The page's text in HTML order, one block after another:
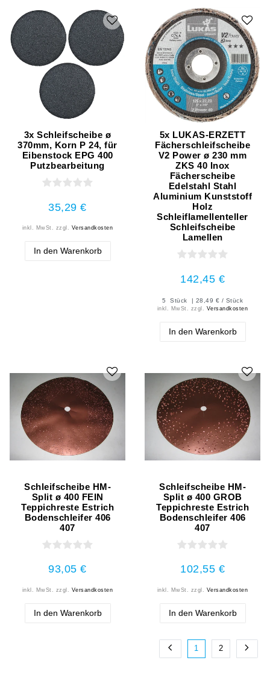
3x Schleifscheibe ø
370mm, Korn P 24, für
Eibenstock EPG 400
Putzbearbeitung
35,29 €
inkl. MwSt. zzgl. Versandkosten
In den Warenkorb
5x LUKAS-ERZETT
Fächerschleifscheibe
V2 Power ø 230 mm
ZKS 40 Inox
Fächerscheibe
Edelstahl Stahl
Aluminium Kunststoff
Holz
Schleiflamellenteller
Schleifscheibe
Lamellen
142,45 €
5 Stück | 28,49 € / Stück
inkl. MwSt. zzgl. Versandkosten
In den Warenkorb
Schleifscheibe HM-
Split ø 400 FEIN
Teppichreste Estrich
Bodenschleifer 406
407
93,05 €
inkl. MwSt. zzgl. Versandkosten
In den Warenkorb
Schleifscheibe HM-
Split ø 400 GROB
Teppichreste Estrich
Bodenschleifer 406
407
102,55 €
inkl. MwSt. zzgl. Versandkosten
In den Warenkorb
1 2